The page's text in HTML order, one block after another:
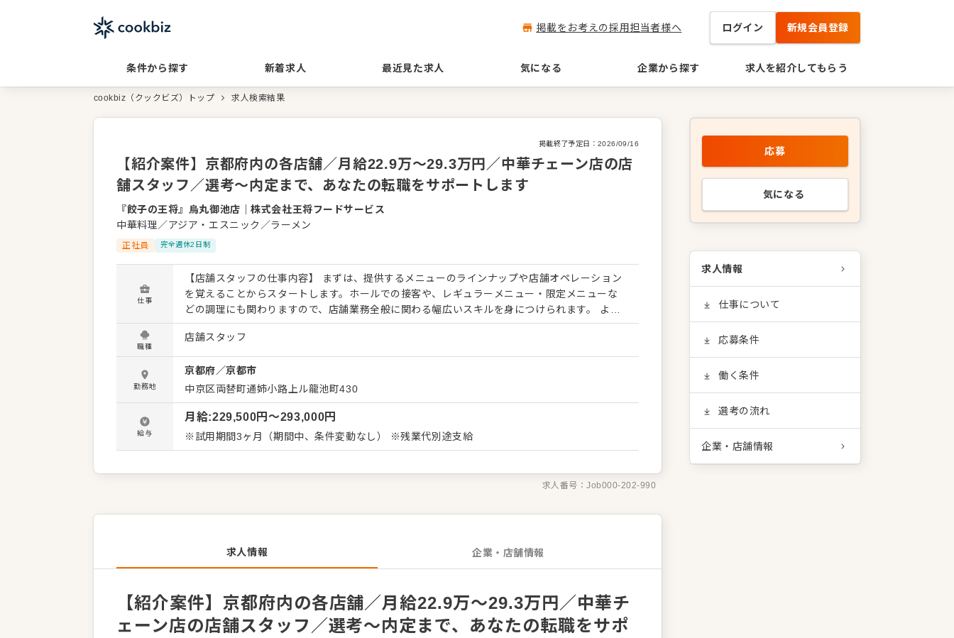
掲載をお考えの採用担当者様へ ログイン 新規会員登録
条件から探す 新着求人 最近見た求人 気になる 企業から探す 求人を紹介してもらう
cookbiz（クックビズ）トップ 求人検索結果
掲載終了予定日： 2026/09/16
【紹介案件】京都府内の各店舗／月給22.9万～29.3万円／中華チェーン店の店
舗スタッフ／選考～内定まで、あなたの転職をサポートします
『餃子の王将』烏丸御池店 ｜株式会社王将フードサービス
中華料理／アジア・エスニック／ラーメン
正社員 完全週休2日制
仕事
【店舗スタッフの仕事内容】 まずは、提供するメニューのラインナップや店舗オペレーション
を覚えることからスタートします。ホールでの接客や、レギュラーメニュー・限定メニューな
どの調理にも関わりますので、店舗業務全般に関わる幅広いスキルを身につけられます。 より
よいお店づくりのためのオペレーション改善などのアイデアも大歓迎です。 【具体的には…】
・お席へのご案内、オーダーテイク、レジ対応など接客全般 ・ドリンク作り、提供 ・予約管
理、電話対応 ・仕込みから盛り付けまでの調理業務 ・食材の仕入れや在庫管理 ・アルバイト
スタッフの教育 など 入社後はスキルに合わせた業務からお任せしますので、徐々に仕事の幅を
広げていきましょう。先輩スタッフがあなたの成長をサポートしますので、経験が浅い方も安
心してスタートできる環境です。 ゆくゆくは、ステップアップもめざせます。
職種
店舗スタッフ
勤務地
京都府／京都市
中京区両替町通姉小路上ル龍池町430
給与
月給:229,500円〜293,000円
※試用期間3ヶ月（期間中、条件変動なし） ※残業代別途支給
求人番号：Job000-202-990
求人情報 企業・店舗情報
【紹介案件】京都府内の各店舗／月給22.9万～29.3万円／中華チ
ェーン店の店舗スタッフ／選考～内定まで、あなたの転職をサポ
応募
気になる
求人情報
仕事について
応募条件
働く条件
選考の流れ
企業・店舗情報